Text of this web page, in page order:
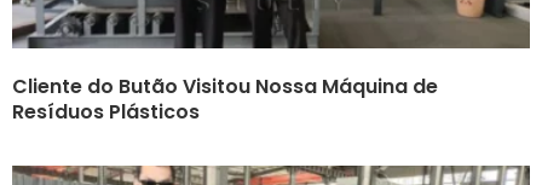
Cliente do Butão Visitou Nossa Máquina de
Resíduos Plásticos